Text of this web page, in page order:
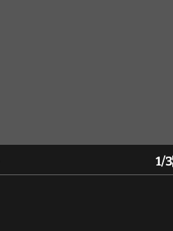
1/3